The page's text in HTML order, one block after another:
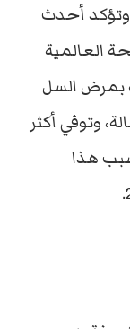
أحدث
العالمية
بمرض السل
وتوفي أكثر
هذا